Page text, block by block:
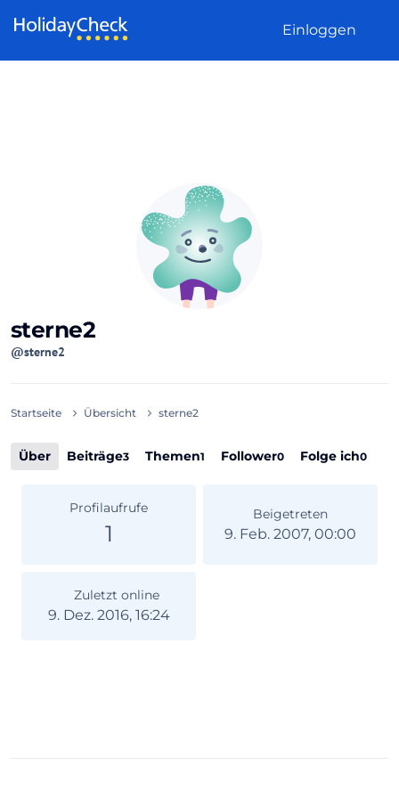
Einloggen
sterne2
@sterne2
Startseite Übersicht sterne2
Über Beiträge3 Themen1 Follower0 Folge ich0
Profilaufrufe
1
Beigetreten
9. Feb. 2007, 00:00
Zuletzt online
9. Dez. 2016, 16:24